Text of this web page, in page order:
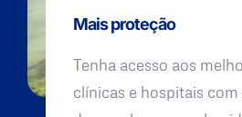
Mais proteção
Tenha acesso aos
clínicas e hospitais